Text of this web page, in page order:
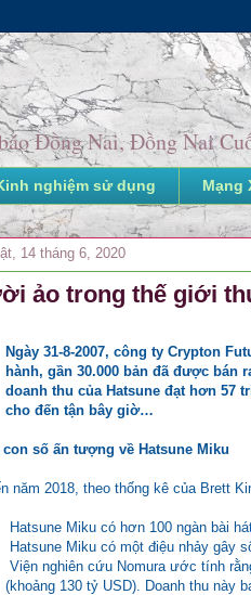
Đồng Nai, Đồng Nai
nghiệm sử dụng Mạng
14 tháng 6, 2020
ảo trong thế giới
Ngày 31-8-2007, công ty Crypton
hành, gần 30.000 bản đã được
doanh thu của Hatsune đạt hơn 57
cho đến tận bây giờ…
con số ấn tượng về Hatsune Miku
năm 2018, theo thống kê của Brett
Hatsune Miku có hơn 100 ngàn bài
Hatsune Miku có một điệu nhảy gây
Viện nghiên cứu Nomura ước tính
(khoảng 130 tỷ USD). Doanh thu này